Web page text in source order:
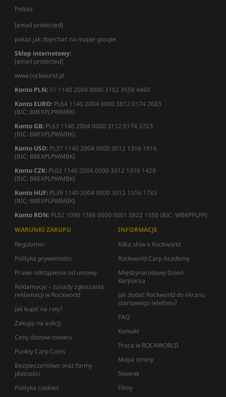
Polska
[email protected]
pokaż jak dojechać na mapie google
Sklep internetowy:
[email protected]
www.rockworld.pl
Konto PLN: 51 1140 2004 0000 3102 3558 4460
Konto EURO: PL64 1140 2004 0000 3812 0174 2683
(BIC: BREXPLPWMBK)
Konto GB: PL63 1140 2004 0000 3112 0174 3723
(BIC: BREXPLPWMBK)
Konto USD: PL37 1140 2004 0000 3012 1316 1916
(BIC: BREXPLPWMBK)
Konto CZK: PL02 1140 2004 0000 3312 1316 1429
(BIC: BREXPLPWMBK)
Konto HUF: PL39 1140 2004 0000 3012 1316 1783
(BIC: BREXPLPWMBK)
Konto RON: PL52 1090 1766 0000 0001 5822 1550 (BIC: WBKPPLPP)
WARUNKI ZAKUPU
Regulamin
Polityka prywatności
Prawo odstąpienia od umowy
Reklamacje – zasady zgłaszania
reklamacji w Rockworld
Jak kupić na raty?
Zakupy na aukcji
Ceny dostaw towaru
Punkty Carp Coins
Bezpieczeństwo oraz formy
płatności
Polityka cookies
INFORMACJE
Kilka słów o Rockworld
Rockworld Carp Academy
Międzynarodowy Dzień
Karpiarza
Jak dodać Rockworld do ekranu
startowego telefonu?
FAQ
Kontakt
Praca w ROCKWORLD
Mapa strony
Słownik
Filmy